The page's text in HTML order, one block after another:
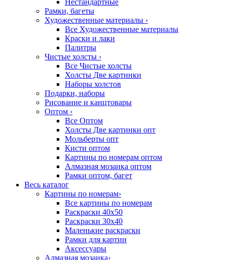
Нестандартные
Рамки, багеты
Художественные материалы ›
Все Художественные материалы
Краски и лаки
Палитры
Чистые холсты ›
Все Чистые холсты
Холсты Две картинки
Наборы холстов
Подарки, наборы
Рисование и канцтовары
Оптом ›
Все Оптом
Холсты Две картинки опт
Мольберты опт
Кисти оптом
Картины по номерам оптом
Алмазная мозаика оптом
Рамки оптом, багет
Весь каталог
Картины по номерам›
Все картины по номерам
Раскраски 40х50
Раскраски 30х40
Маленькие раскраски
Рамки для картин
Аксессуары
Алмазная мозаика›